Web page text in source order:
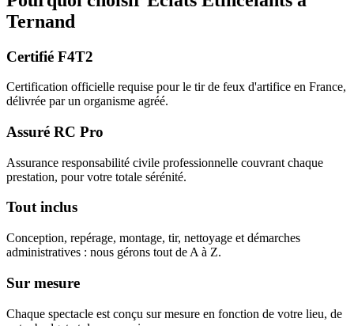
Ternand
Certifié F4T2
Certification officielle requise pour le tir de feux d'artifice en France,
délivrée par un organisme agréé.
Assuré RC Pro
Assurance responsabilité civile professionnelle couvrant chaque
prestation, pour votre totale sérénité.
Tout inclus
Conception, repérage, montage, tir, nettoyage et démarches
administratives : nous gérons tout de A à Z.
Sur mesure
Chaque spectacle est conçu sur mesure en fonction de votre lieu, de